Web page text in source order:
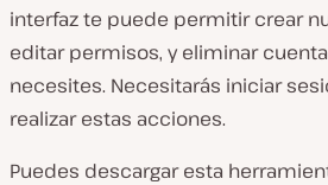
interfaz te puede permitir crear
editar permisos, y eliminar
necesites. Necesitarás iniciar
realizar estas acciones.
Puedes descargar esta